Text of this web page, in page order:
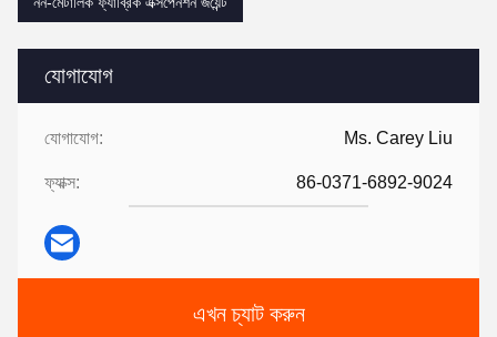
যোগাযোগ
যোগাযোগ: Ms. Carey Liu
ফ্যাক্স: 86-0371-6892-9024
এখন চ্যাট করুন